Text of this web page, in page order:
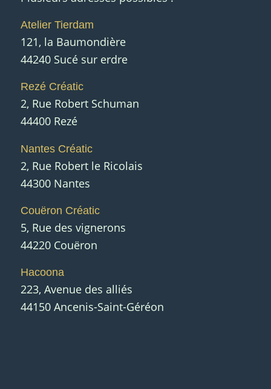
Atelier Tierdam
121, la Baumondière
44240 Sucé sur erdre
Rezé Créatic
2, Rue Robert Schuman
44400 Rezé
Nantes Créatic
2, Rue Robert le Ricolais
44300 Nantes
Couëron Créatic
5, Rue des vignerons
44220 Couëron
Hacoona
223, Avenue des alliés
44150 Ancenis-Saint-Géréon